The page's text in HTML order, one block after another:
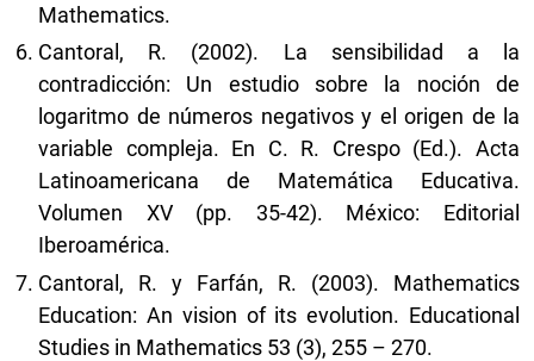
Mathematics.
Cantoral, R. (2002). La sensibilidad a la
contradicción: Un estudio sobre la noción de
logaritmo de números negativos y el origen de la
variable compleja. En C. R. Crespo (Ed.). Acta
Latinoamericana de Matemática Educativa.
Volumen XV (pp. 35-42). México: Editorial
Iberoamérica.
Cantoral, R. y Farfán, R. (2003). Mathematics
Education: An vision of its evolution. Educational
Studies in Mathematics 53 (3), 255 – 270.